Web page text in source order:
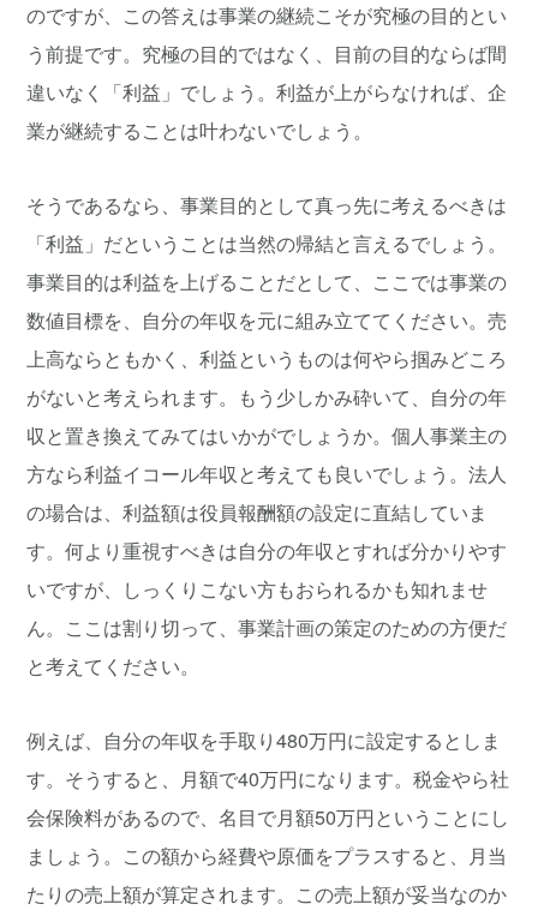
のですが、この答えは事業の継続こそが究極の目的とい
う前提です。究極の目的ではなく、目前の目的ならば間
違いなく「利益」でしょう。利益が上がらなければ、企
業が継続することは叶わないでしょう。
そうであるなら、事業目的として真っ先に考えるべきは
「利益」だということは当然の帰結と言えるでしょう。
事業目的は利益を上げることだとして、ここでは事業の
数値目標を、自分の年収を元に組み立ててください。売
上高ならともかく、利益というものは何やら掴みどころ
がないと考えられます。もう少しかみ砕いて、自分の年
収と置き換えてみてはいかがでしょうか。個人事業主の
方なら利益イコール年収と考えても良いでしょう。法人
の場合は、利益額は役員報酬額の設定に直結していま
す。何より重視すべきは自分の年収とすれば分かりやす
いですが、しっくりこない方もおられるかも知れませ
ん。ここは割り切って、事業計画の策定のための方便だ
と考えてください。
例えば、自分の年収を手取り480万円に設定するとしま
す。そうすると、月額で40万円になります。税金やら社
会保険料があるので、名目で月額50万円ということにし
ましょう。この額から経費や原価をプラスすると、月当
たりの売上額が算定されます。この売上額が妥当なのか